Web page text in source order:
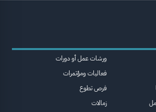
ورشات عمل أو دورات
فعاليات ومؤتمرات
فرص تطوع
زمالات